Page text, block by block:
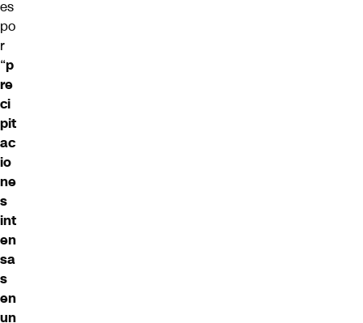
es
po
r
“p
re
ci
pit
ac
io
ne
s
int
en
sa
s
en
un